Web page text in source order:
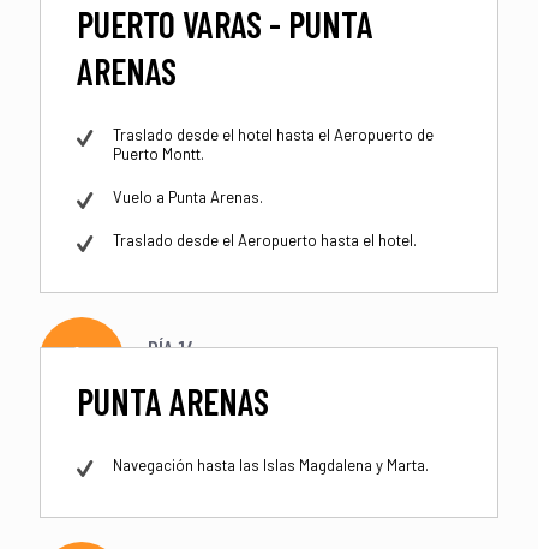
PUERTO VARAS - PUNTA
ARENAS
Traslado desde el hotel hasta el Aeropuerto de
Puerto Montt.
Vuelo a Punta Arenas.
Traslado desde el Aeropuerto hasta el hotel.
DÍA 14
PUNTA ARENAS
Navegación hasta las Islas Magdalena y Marta.